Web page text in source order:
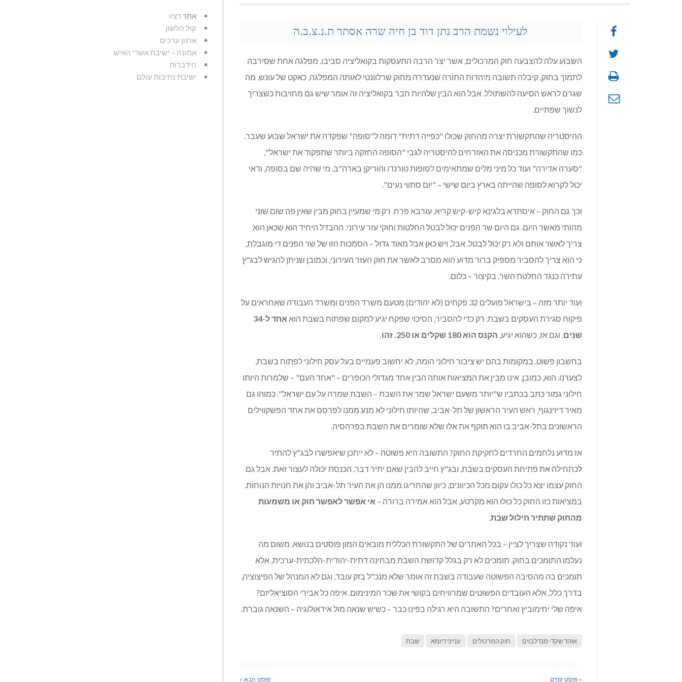
לעילוי נשמת הרב נתן דוד בן חיה שרה אסתר ת.נ.צ.ב.ה
השבוע עלה להצבעה חוק המרכולים, אשר יצר הרבה התעסקות בקואליציה סביבו. מפלגה אחת שסירבה
לתמוך בחוק, קיבלה תשובה מיהדות התורה שנעדרה מחוק שרלוונטי לאותה המפלגה, כאקט של עונש, מה
שגרם לראש הסיעה להשתולל. אבל הוא הבין שלהיות חבר בקואליציה זה אומר שיש גם מחויבות כשצריך
לנשוך שפתיים.
ההיסטריה שהתקשורת יצרה מהחוק שכולו "כפייה דתית" דומה ל"סופה" שפקדה את ישראל שבוע שעבר.
כמו שהתקשורת מכניסה את האזרחים להיסטריה לגבי "הסופה החזקה ביותר שתפקוד את ישראל",
"סערה אדירה" ועוד כל מיני מלים שמתאימים לסופות טורנדו והוריקן בארה"ב. מי שהיה שם בסופה, ודאי
יכול לקרוא לסופה שהייתה בארץ ביום שישי – "יום סתווי נעים".
וכך גם החוק – איסתרא בלגינא קיש-קיש קריא. עורבא פרח. רק מי שמעיין בחוק מבין שאין פה שום שוני
מהותי מאשר היום. גם היום שר הפנים יכול לבטל החלטות וחוקי עזר עירוני. ההבדל היחיד הוא שכאן הוא
צריך לאשר אותם ולא רק יכול לבטל. אבל, ויש כאן אבל מאוד גדול – הסמכות הזו של שר הפנים די מוגבלת,
כי הוא צריך להסביר מספיק ברור מדוע הוא מסרב לאשר את חוק העזר העירוני, וכמובן שניתן להגיש לבג"ץ
עתירה כנגד החלטת השר. בקיצור – כלום.
ועוד יותר מזה – בישראל פועלים 32 פקחים (לא יהודים) מטעם משרד הפנים ומשרד העבודה שאחראים על
פיקוח סגירת העסקים בשבת. רק כדי להסביר, הסיכוי שפקח יגיע למקום שפתוח בשבת הוא
אחד ל-34
שנים. וגם אז, כשהוא יגיע, הקנס הוא 180 שקלים או 250. זהו.
בחשבון פשוט, במקומות בהם יש ציבור חילוני הומה, לא יחשוב פעמיים בעל עסק חילוני לפתוח בשבת,
לצערנו. הוא, כמובן, אינו מבין את המציאות אותה הבין אחד מגדולי הכופרים – "אחד העם" – שלמרות היותו
חילוני גמור כתב בכתביו ש"יותר משעם ישראל שמר את השבת – השבת שמרה על עם ישראל". כמוהו גם
מאיר דיזינגוף, ראש העיר הראשון של תל-אביב, שהיותו חילוני לא מנע ממנו לפרסם את אחד הפשקווילים
הראשונים בתל-אביב בו הוא תוקף את אלו שלא שומרים את השבת בפרהסיה.
אז מדוע נלחמים החרדים לחקיקת החוק? התשובה היא פשוטה – לא ייתכן שיאפשרו לבג"ץ להתיר
לכתחילה את פתיחת העסקים בשבת, ובג"ץ חייב להבין שאם יתיר דבר, הכנסת יכולה לעצור זאת. אבל גם
החוק עצמו יצא כל כולו עקום מכל הכיוונים, כיוון שהחריגו ממנו הן את העיר תל-אביב והן את חנויות הנוחות.
במציאות כזו החוק כל כולו הוא מקרטע, אבל הוא אמירה ברורה – אי אפשר לאפשר חוק או משמעות
מהחוק שתתיר חילול שבת.
ועוד נקודה שצריך לציין – בכל האתרים של התקשורת הכללית מובאים המון פוסטים בנושא. משום מה
נעלמו התומכים בחוק. תומכים לא רק בגלל קדושת השבת מבחינה דתית-יהודית-הלכתית-ערכית, אלא
תומכים בה מהסיבה הפשוטה שעבודה בשבת זה אומר שלא מנכ"ל בזק עובד, וגם לא המנהל של הפיצוציה,
בדרך כלל, אלא העובדים הפשוטים שמרוויחים בקושי את שכר המינימום. איפה כל אבירי הסוציאליזם?
איפה שלי יחימוביץ ואחרים? התשובה היא רגילה בפינו כבר – כשיש שנאה מול אידאולוגיה – השנאה גוברת.
אוהד שקד-מנדלבוים חוק המרכולים ענייני דיומא שבת
« פוסט קודם פוסט הבא »
אתר רציו
קול הלשון
ארגון ערכים
אמונה – ישיבת אשרי האיש
הידברות
ישיבת נתיבות עולם